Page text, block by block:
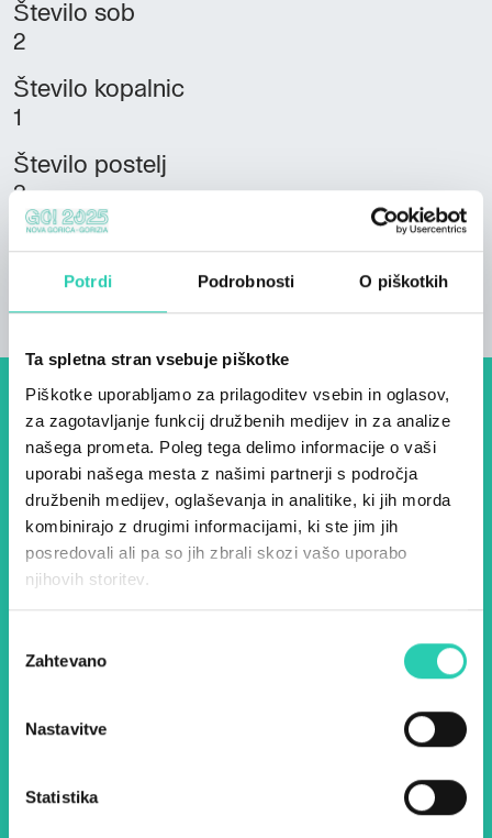
Potrdi Podrobnosti O piškotkih
Ta spletna stran vsebuje piškotke
Piškotke uporabljamo za prilagoditev vsebin in oglasov,
za zagotavljanje funkcij družbenih medijev in za analize
našega prometa. Poleg tega delimo informacije o vaši
uporabi našega mesta z našimi partnerji s področja
družbenih medijev, oglaševanja in analitike, ki jih morda
kombinirajo z drugimi informacijami, ki ste jim jih
posredovali ali pa so jih zbrali skozi vašo uporabo
njihovih storitev.
soglasja
Zahtevano
Nastavitve
Statistika
Število sob
2
Število kopalnic
1
Število postelj
3
Število stanovanjskih enot
Dogodki, članki in zgodbe iz
evropske prestolnice kulture
– prijavite se na naš novičnik
in ostanite na tekočem z
našimi aktivnostmi.
E-pošta *
Z uporabo tega obrazca potrjujem, da sem
seznanjen z obdelavo osebnih podatkov za